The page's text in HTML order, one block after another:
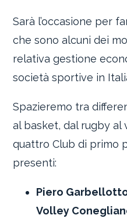
Sarà l’occasione per
che sono alcuni dei
relativa gestione
società sportive in
Spazieremo tra
al basket, dal rugby
quattro Club di primo
presenti:
Piero
Volley